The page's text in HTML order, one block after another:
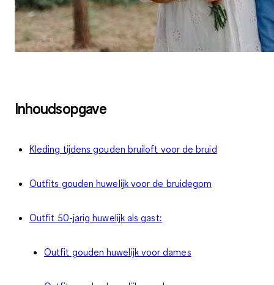
Inhoudsopgave
Kleding tijdens gouden bruiloft voor de bruid
Outfits gouden huwelijk voor de bruidegom
Outfit 50-jarig huwelijk als gast:
Outfit gouden huwelijk voor dames